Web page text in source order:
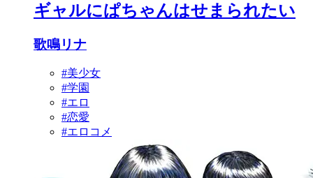
ギャルにぱちゃんはせまられたい
歌鳴リナ
#美少女
#学園
#エロ
#恋愛
#エロコメ